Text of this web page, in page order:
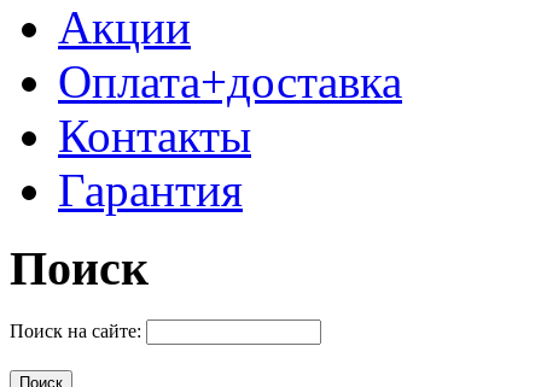
Акции
Оплата+доставка
Контакты
Гарантия
Поиск
Поиск на сайте: